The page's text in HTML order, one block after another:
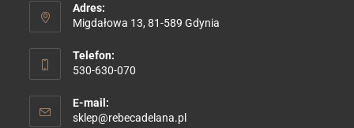
Adres:
Migdałowa 13, 81-589 Gdynia
Telefon:
530-630-070
E-mail:
sklep@rebecadelana.plOpens